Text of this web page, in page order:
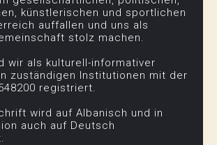
künstlerischen und sportlichen
auffallen und uns als
stolz machen.
wir als kulturell-informativer
zuständigen Institutionen mit der
registriert.
wird auf Albanisch und in
auch auf Deutsch